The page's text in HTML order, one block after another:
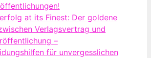
at its Finest: Der goldene
Verlagsvertrag und
–
für unvergesslichen